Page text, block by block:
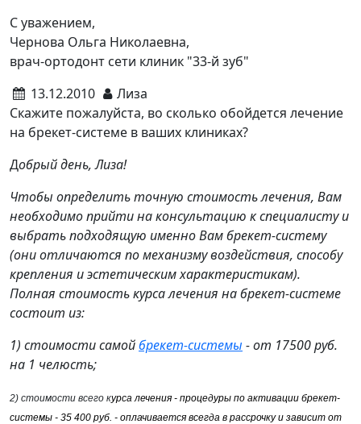
С уважением,
Чернова Ольга Николаевна,
врач-ортодонт сети клиник "33-й зуб"
13.12.2010
Лиза
Скажите пожалуйста, во сколько обойдется лечение
на брекет-системе в ваших клиниках?
Добрый день, Лиза!
Чтобы определить точную стоимость лечения, Вам
необходимо прийти на консультацию к специалисту и
выбрать подходящую именно Вам брекет-систему
(они отличаются по механизму воздействия, способу
крепления и эстетическим характеристикам).
Полная стоимость курса лечения на брекет-системе
состоит из:
1) стоимости самойбрекет-системы - от 17500 руб.
на 1 челюсть;
2) стоимости всего курса лечения - процедуры по активации брекет-
системы - 35 400 руб. - оплачивается всегда в рассрочку и зависит от